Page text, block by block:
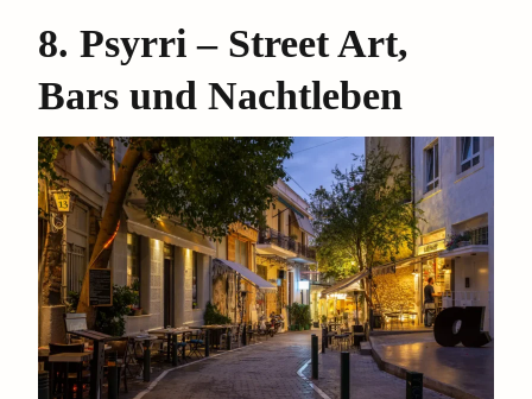
8. Psyrri – Street Art,
Bars und Nachtleben